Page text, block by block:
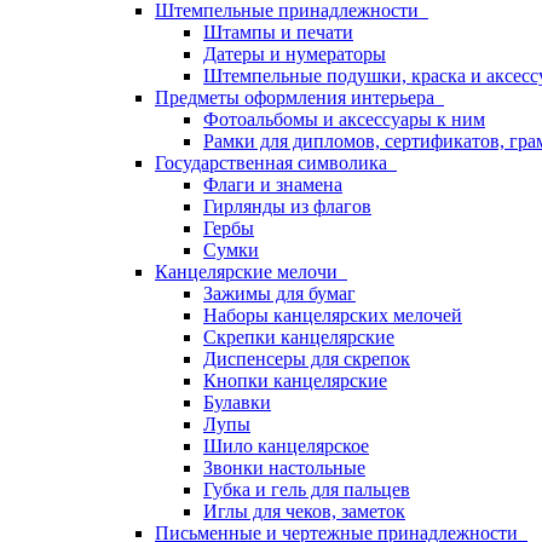
Штемпельные принадлежности
Штампы и печати
Датеры и нумераторы
Штемпельные подушки, краска и
Предметы оформления интерьера
Фотоальбомы и аксессуары к ним
Рамки для дипломов, сертификатов,
Государственная символика
Флаги и знамена
Гирлянды из флагов
Гербы
Сумки
Канцелярские мелочи
Зажимы для бумаг
Наборы канцелярских мелочей
Скрепки канцелярские
Диспенсеры для скрепок
Кнопки канцелярские
Булавки
Лупы
Шило канцелярское
Звонки настольные
Губка и гель для пальцев
Иглы для чеков, заметок
Письменные и чертежные принадлежности